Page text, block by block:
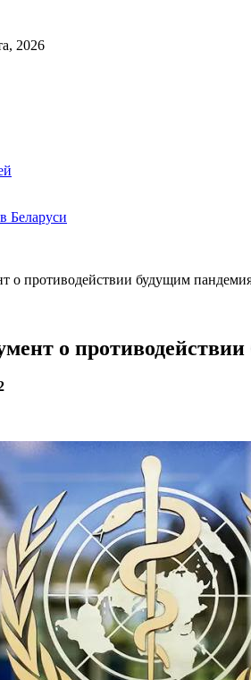
2026
Беларуси
о противодействии будущим
о